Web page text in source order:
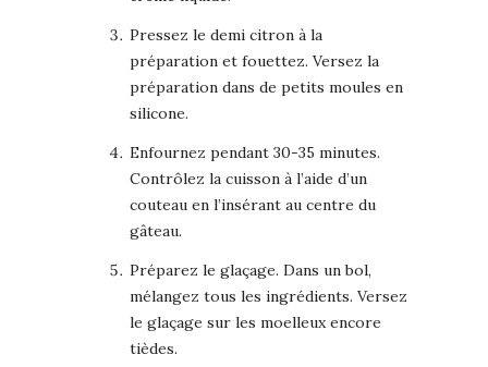
Pressez le demi citron à la
préparation et fouettez. Versez la
préparation dans de petits moules en
silicone.
Enfournez pendant 30-35 minutes.
Contrôlez la cuisson à l’aide d’un
couteau en l’insérant au centre du
gâteau.
Préparez le glaçage. Dans un bol,
mélangez tous les ingrédients. Versez
le glaçage sur les moelleux encore
tièdes.